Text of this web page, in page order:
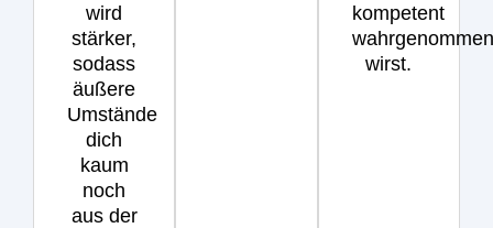
wird
stärker,
sodass
äußere
Umstände
dich
kaum
noch
aus der
kompetent
wahrgenommen
wirst.